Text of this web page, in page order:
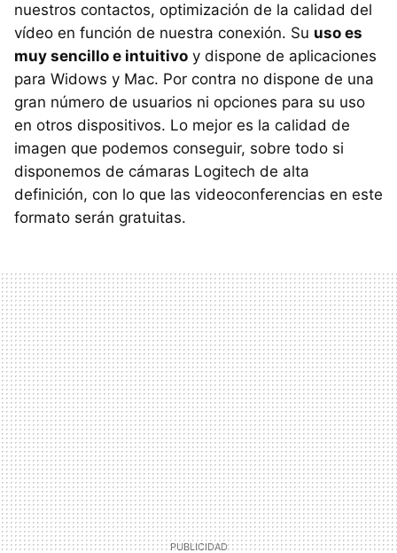
nuestros contactos, optimización de la calidad del
vídeo en función de nuestra conexión. Su uso es
muy sencillo e intuitivo y dispone de aplicaciones
para Widows y Mac. Por contra no dispone de una
gran número de usuarios ni opciones para su uso
en otros dispositivos. Lo mejor es la calidad de
imagen que podemos conseguir, sobre todo si
disponemos de cámaras Logitech de alta
definición, con lo que las videoconferencias en este
formato serán gratuitas.